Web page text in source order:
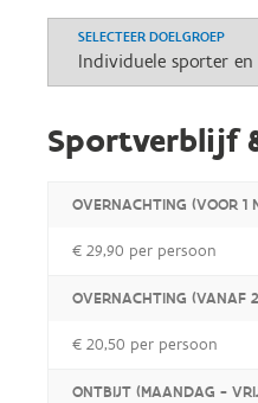
SELECTEER DOELGROEP
Sportverblijf
OVERNACHTING (VOOR 1
€ 29,90 per persoon
OVERNACHTING (VANAF
€ 20,50 per persoon
ONTBIJT (MAANDAG -